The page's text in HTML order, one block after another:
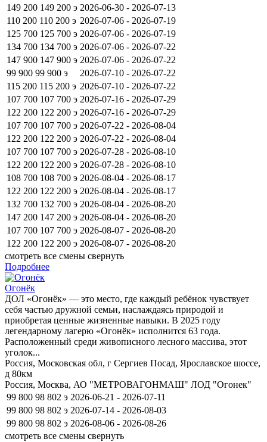
149 200 149 200 э 2026-06-30 - 2026-07-13
110 200 110 200 э 2026-07-06 - 2026-07-19
125 700 125 700 э 2026-07-06 - 2026-07-19
134 700 134 700 э 2026-07-06 - 2026-07-22
147 900 147 900 э 2026-07-06 - 2026-07-22
99 900 99 900 э
2026-07-10 - 2026-07-22
115 200 115 200 э 2026-07-10 - 2026-07-22
107 700 107 700 э 2026-07-16 - 2026-07-29
122 200 122 200 э 2026-07-16 - 2026-07-29
107 700 107 700 э 2026-07-22 - 2026-08-04
122 200 122 200 э 2026-07-22 - 2026-08-04
107 700 107 700 э 2026-07-28 - 2026-08-10
122 200 122 200 э 2026-07-28 - 2026-08-10
108 700 108 700 э 2026-08-04 - 2026-08-17
122 200 122 200 э 2026-08-04 - 2026-08-17
132 700 132 700 э 2026-08-04 - 2026-08-20
147 200 147 200 э 2026-08-04 - 2026-08-20
107 700 107 700 э 2026-08-07 - 2026-08-20
122 200 122 200 э 2026-08-07 - 2026-08-20
смотреть все смены свернуть
Подробнее
Огонёк
ДОЛ «Огонёк» — это место, где каждый ребёнок чувствует
себя частью дружной семьи, наслаждаясь природой и
приобретая ценные жизненные навыки. В 2025 году
легендарному лагерю «Огонёк» исполнится 63 года.
Расположенный среди живописного лесного массива, этот
уголок...
Россия, Московская обл, г Сергиев Посад, Ярославское шоссе,
д 80км
Россия, Москва, АО "МЕТРОВАГОНМАШ" ЛОД "Огонек"
99 800 98 802 э 2026-06-21 - 2026-07-11
99 800 98 802 э 2026-07-14 - 2026-08-03
99 800 98 802 э 2026-08-06 - 2026-08-26
смотреть все смены свернуть